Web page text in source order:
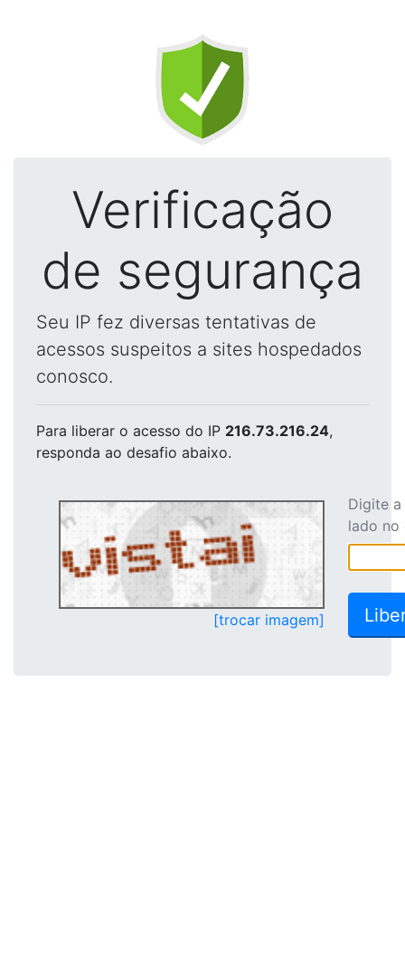
Verificação
de segurança
Seu IP fez diversas tentativas de
acessos suspeitos a sites hospedados
conosco.
Para liberar o acesso do IP 216.73.216.24,
responda ao desafio abaixo.
[trocar imagem]
Digite
lado no